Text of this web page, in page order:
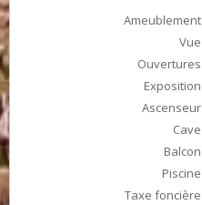
Ameublement
Vue
Ouvertures
Exposition
Ascenseur
Cave
Balcon
Piscine
Taxe foncière